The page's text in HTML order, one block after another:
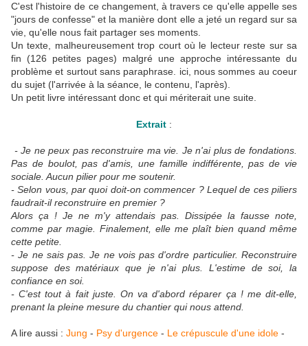
C'est l'histoire de ce changement, à travers ce qu'elle appelle ses
"jours de confesse" et la manière dont elle a jeté un regard sur sa
vie, qu'elle nous fait partager ses moments.
Un texte, malheureusement trop court où le lecteur reste sur sa
fin (126 petites pages) malgré une approche intéressante du
problème et surtout sans paraphrase. ici, nous sommes au coeur
du sujet (l'arrivée à la séance, le contenu, l'après).
Un petit livre intéressant donc et qui mériterait une suite.
Extrait :
- Je ne peux pas reconstruire ma vie. Je n'ai plus de fondations.
Pas de boulot, pas d'amis, une famille indifférente, pas de vie
sociale. Aucun pilier pour me soutenir.
- Selon vous, par quoi doit-on commencer ? Lequel de ces piliers
faudrait-il reconstruire en premier ?
Alors ça ! Je ne m'y attendais pas. Dissipée la fausse note,
comme par magie. Finalement, elle me plaît bien quand même
cette petite.
- Je ne sais pas. Je ne vois pas d'ordre particulier. Reconstruire
suppose des matériaux que je n'ai plus. L'estime de soi, la
confiance en soi.
- C'est tout à fait juste. On va d'abord réparer ça ! me dit-elle,
prenant la pleine mesure du chantier qui nous attend.
A lire aussi : Jung - Psy d'urgence - Le crépuscule d'une idole -